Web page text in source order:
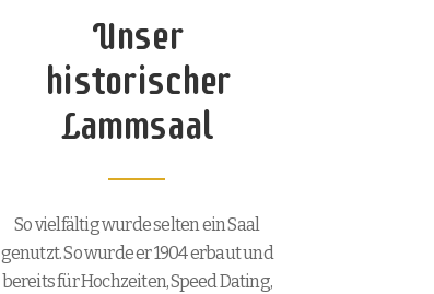
Unser
historischer
Lammsaal
So vielfältig wurde selten ein Saal
genutzt. So wurde er 1904 erbaut und
bereits für Hochzeiten, Speed Dating,